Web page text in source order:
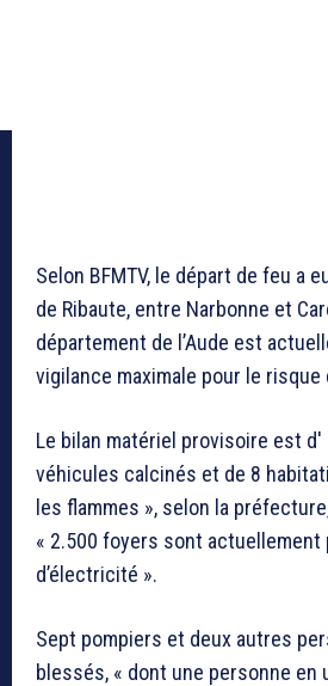
Selon BFMTV, le départ de feu a
de Ribaute, entre Narbonne et
département de l’Aude est
vigilance maximale pour le risque
Le bilan matériel provisoire est
véhicules calcinés et de 8
les flammes », selon la
« 2.500 foyers sont actuellement
d’électricité ».
Sept pompiers et deux autres
blessés, « dont une personne en